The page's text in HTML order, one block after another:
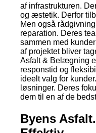
af infrastrukturen.
og æstetik. Derfor
Men også
reparation. Deres
sammen med
af projektet bliver
Asfalt & Belægning
responstid og
ideelt valg for
løsninger. Deres
dem til en af de
Byens